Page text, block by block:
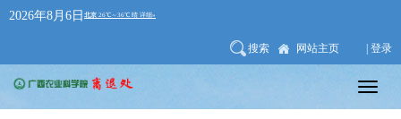
2026年8月6日
搜索 网站主页 | 登录